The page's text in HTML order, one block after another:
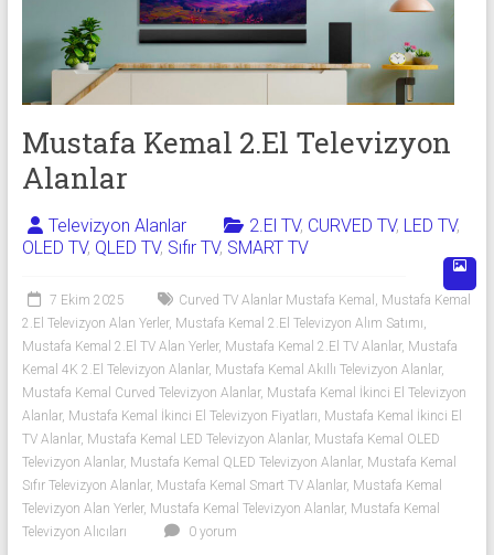
TV
Alanlar
İkinci
El
Sıfır
Televizyon
Alanlar ile
iletişim
2.
el
televizyonlarınızı
hemen
bize
satarak
nakit
ödeme
alabilirsiniz.
TV
Mustafa Kemal 2.El Televizyon
Alanlar
Televizyon Alanlar 2.El TV, CURVED TV, LED TV,
OLED TV, QLED TV, Sıfır TV, SMART TV
7 Ekim 2025 Curved TV Alanlar Mustafa Kemal , Mustafa Kemal
2.El Televizyon Alan Yerler, Mustafa Kemal 2.El Televizyon Alım Satımı,
Mustafa Kemal 2.El TV Alan Yerler, Mustafa Kemal 2.El TV Alanlar, Mustafa
Kemal 4K 2.El Televizyon Alanlar, Mustafa Kemal Akıllı Televizyon Alanlar,
Mustafa Kemal Curved Televizyon Alanlar, Mustafa Kemal İkinci El Televizyon
Alanlar, Mustafa Kemal İkinci El Televizyon Fiyatları, Mustafa Kemal İkinci El
TV Alanlar, Mustafa Kemal LED Televizyon Alanlar, Mustafa Kemal OLED
Televizyon Alanlar, Mustafa Kemal QLED Televizyon Alanlar, Mustafa Kemal
Sıfır Televizyon Alanlar, Mustafa Kemal Smart TV Alanlar, Mustafa Kemal
Televizyon Alan Yerler, Mustafa Kemal Televizyon Alanlar, Mustafa Kemal
Televizyon Alıcıları
0 yorum